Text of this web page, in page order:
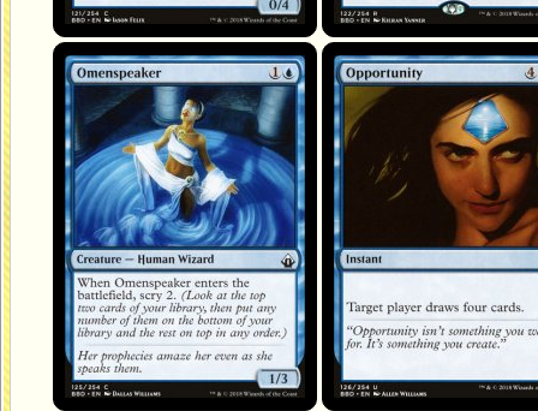
Sibylle Occasion inespérée